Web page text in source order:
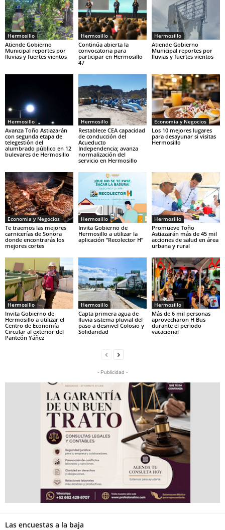
Hermosillo
Atiende Gobierno
Municipal reportes por
lluvias y fuertes vientos
Hermosillo
Continúa abierta la
convocatoria para
participar en Hermosillo
47
Hermosillo
Atiende Gobierno
Municipal reportes por
lluvias y fuertes vientos
Hermosillo
Avanza Toño Astiazarán
con segunda etapa de
telegestión del
alumbrado público en 12
bulevares de Hermosillo
Hermosillo
Restablece CEA capacidad
de conducción del
Acueducto
Independencia; avanza
normalización del
servicio en Hermosillo
Economia y Negocios
Los 10 mejores lugares
para desayunar si visitas
Hermosillo
Economia y Negocios
Te traemos las mejores
carnicerías de Sonora
donde encontrarás los
mejores cortes
Hermosillo
Invita Gobierno de
Hermosillo a utilizar la
aplicación “Recolector H”
Hermosillo
Promueve Toño
Astiazarán más de 45 mil
acciones de salud en área
urbana y rural
Hermosillo
Invita Gobierno de
Hermosillo a utilizar el
Centro de Economía
Circular al exterior del
Panteón Yáñez
Hermosillo
Capta primera agua de
lluvia sistema pluvial del
paso a desnivel Colosio y
Solidaridad
Hermosillo
Más de 6 mil personas
aprovecharon H Bus
durante el periodo
vacacional
- Publicidad -
Las encuestas a la baja